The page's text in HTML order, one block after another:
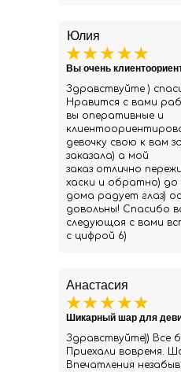
Юлия
Здравствуйте )
Нравится с вами
вы оперативные и
девочку свою к вам
заказала) а мой
заказ отлично
хаски и обратно)
дома радует глаз)
довольны! Спасибо
следующая с вами
с цифрой 6)
Вы очень
Анастасия
Здравствуйте)) Все
Приехали вовремя.
Впечатления
Шикарный шар для